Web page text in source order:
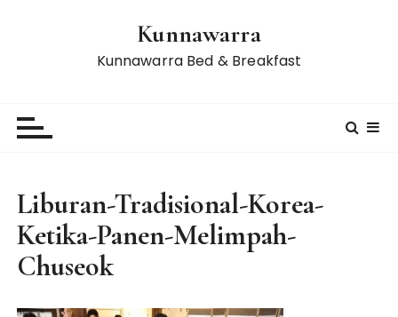
Kunnawarra
Kunnawarra Bed & Breakfast
Liburan-Tradisional-Korea-
Ketika-Panen-Melimpah-
Chuseok